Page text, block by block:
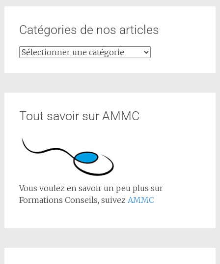
Catégories de nos articles
Tout savoir sur AMMC
Vous voulez en savoir un peu plus sur
Formations Conseils, suivez AMMC